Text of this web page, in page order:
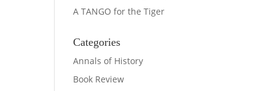
A TANGO for the Tiger
Categories
Annals of History
Book Review